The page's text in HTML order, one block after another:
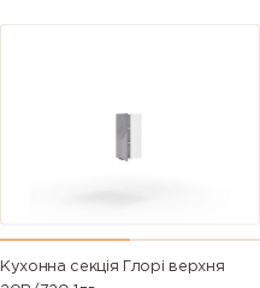
Кухонна секція Глорі верхня